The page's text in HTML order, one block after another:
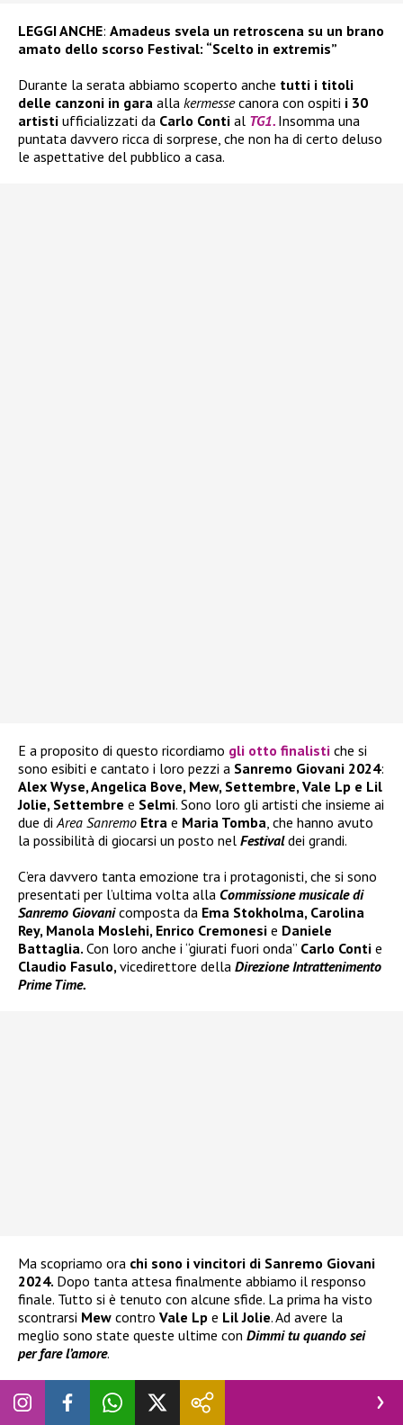
LEGGI ANCHE: Amadeus svela un retroscena su un brano
amato dello scorso Festival: “Scelto in extremis”
Durante la serata abbiamo scoperto anche tutti i titoli
delle canzoni in gara alla kermessecanora con ospiti i 30
artisti ufficializzati da Carlo Conti al TG1. Insomma una
puntata davvero ricca di sorprese, che non ha di certo deluso
le aspettative del pubblico a casa.
E a proposito di questo ricordiamo gli otto finalisti che si
sono esibiti e cantato i loro pezzi a Sanremo Giovani 2024:
Alex Wyse, Angelica Bove, Mew, Settembre, Vale Lp e Lil
Jolie, Settembre e Selmi. Sono loro gli artisti che insieme ai
due diArea Sanremo Etra e Maria Tomba, che hanno avuto
la possibilità di giocarsi un posto nel Festivaldei grandi.
C’era davvero tanta emozione tra i protagonisti, che si sono
presentati per l’ultima volta alla Commissione musicale di
Sanremo Giovanicomposta da Ema Stokholma, Carolina
Rey, Manola Moslehi, Enrico Cremonesi e Daniele
Battaglia. Con loro anche i “giurati fuori onda” Carlo Conti e
Claudio Fasulo,vicedirettore della Direzione Intrattenimento
Prime Time.
Ma scopriamo ora chi sono i vincitori di Sanremo Giovani
2024. Dopo tanta attesa finalmente abbiamo il responso
finale. Tutto si è tenuto con alcune sfide. La prima ha visto
scontrarsi Mew contro Vale Lp e Lil Jolie. Ad avere la
meglio sono state queste ultime con Dimmi tu quando sei
per fare l’amore.
Successivamente è stata la volta di
passare il turno è stato il primo con
. In seguito altra